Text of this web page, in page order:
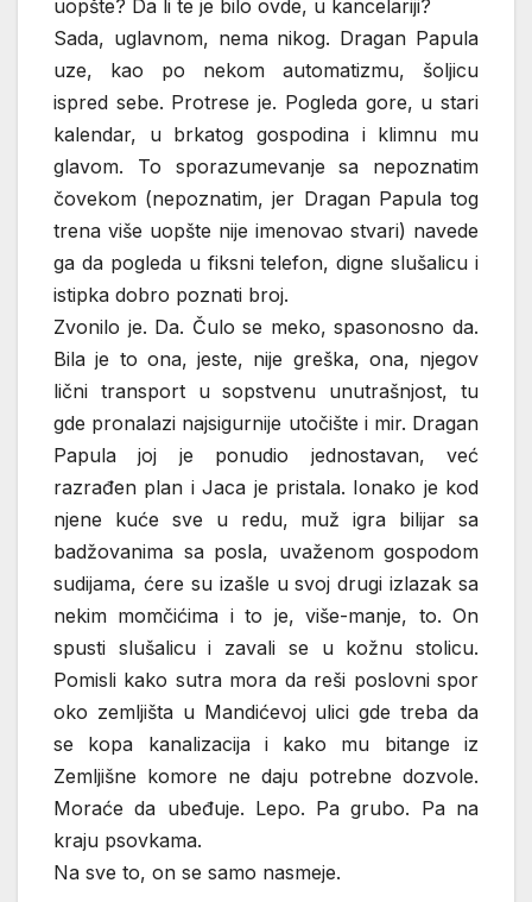
uopšte? Da li te je bilo ovde, u kancelariji?
Sada, uglavnom, nema nikog. Dragan Papula
uze, kao po nekom automatizmu, šoljicu
ispred sebe. Protrese je. Pogleda gore, u stari
kalendar, u brkatog gospodina i klimnu mu
glavom. To sporazumevanje sa nepoznatim
čovekom (nepoznatim, jer Dragan Papula tog
trena više uopšte nije imenovao stvari) navede
ga da pogleda u fiksni telefon, digne slušalicu i
istipka dobro poznati broj.
Zvonilo je. Da. Čulo se meko, spasonosno da.
Bila je to ona, jeste, nije greška, ona, njegov
lični transport u sopstvenu unutrašnjost, tu
gde pronalazi najsigurnije utočište i mir. Dragan
Papula joj je ponudio jednostavan, već
razrađen plan i Jaca je pristala. Ionako je kod
njene kuće sve u redu, muž igra bilijar sa
badžovanima sa posla, uvaženom gospodom
sudijama, ćere su izašle u svoj drugi izlazak sa
nekim momčićima i to je, više-manje, to. On
spusti slušalicu i zavali se u kožnu stolicu.
Pomisli kako sutra mora da reši poslovni spor
oko zemljišta u Mandićevoj ulici gde treba da
se kopa kanalizacija i kako mu bitange iz
Zemljišne komore ne daju potrebne dozvole.
Moraće da ubeđuje. Lepo. Pa grubo. Pa na
kraju psovkama.
Na sve to, on se samo nasmeje.